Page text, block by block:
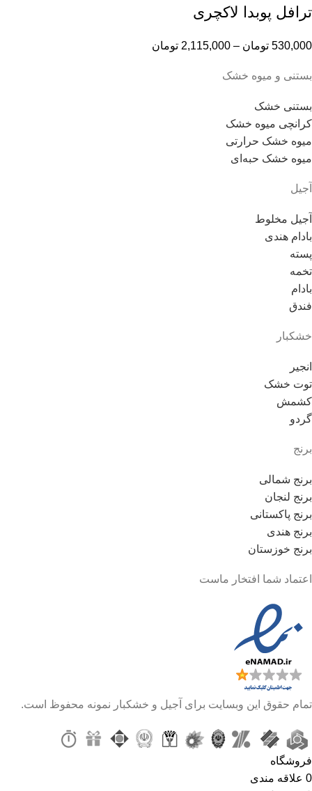
ترافل پوبدا لاکچری
530,000 تومان –
2,115,000 تومان
بستنی و میوه خشک
بستنی خشک
کرانچی میوه خشک
میوه خشک حرارتی
میوه خشک حبه‌ای
آجیل
آجیل مخلوط
بادام هندی
پسته
تخمه
بادام
فندق
خشکبار
انجیر
توت خشک
کشمش
گردو
برنج
برنج شمالی
برنج لنجان
برنج پاکستانی
برنج هندی
برنج خوزستان
اعتماد شما افتخار ماست
تمام حقوق این وبسایت برای آجیل و خشکبار نمونه محفوظ است.
فروشگاه
0 علاقه مندی